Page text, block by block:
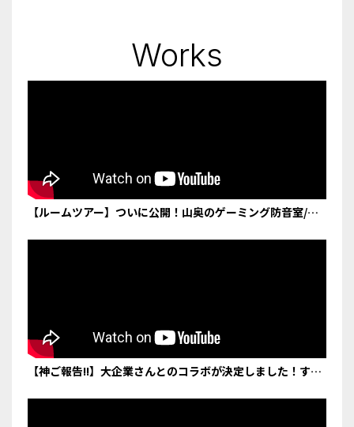
Works
【ルームツアー】ついに公開！山奥のゲーミング防音室/作
【神ご報告!!】大企業さんとのコラボが決定しました！すご